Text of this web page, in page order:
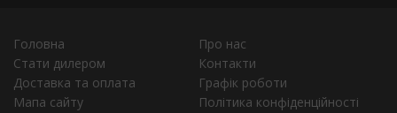
Головна
Про нас
Стати дилером
Контакти
Доставка та оплата
Графік роботи
Мапа сайту
Політика конфіденційності